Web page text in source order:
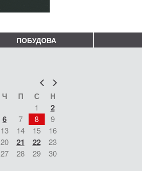
ПОБУДОВА
Попер
Ч П С Н
1 2
6 7 8
9
13 14 15
16
20 21 22
23
27 28 29
30